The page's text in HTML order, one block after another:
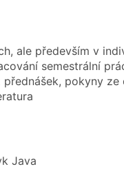
ale především v
semestrální
pokyny
Java